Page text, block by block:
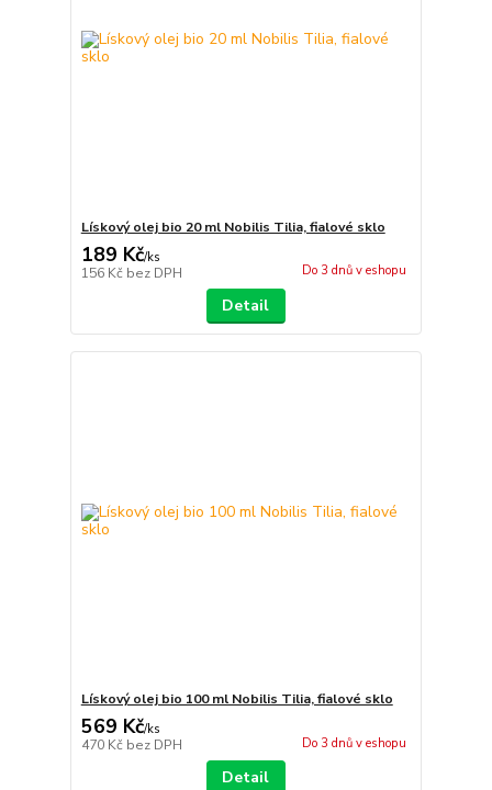
Lískový olej bio 20 ml Nobilis Tilia, fialové sklo
189 Kč/ks
156 Kč bez DPH Do 3 dnů v eshopu
Detail
Lískový olej bio 100 ml Nobilis Tilia, fialové sklo
569 Kč/ks
470 Kč bez DPH Do 3 dnů v eshopu
Detail